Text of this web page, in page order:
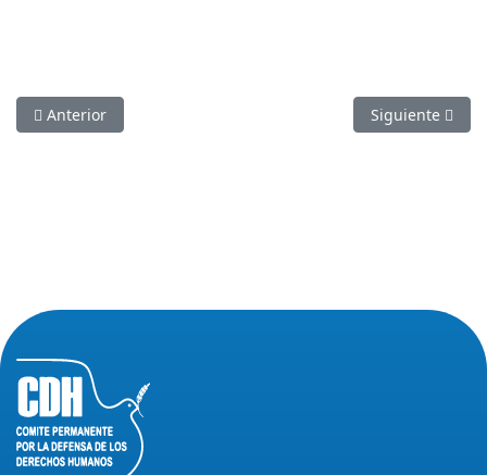
Artículo anterior: ACTIVIDADES POR DIA DE LOS DERECHOS
Anterior Artículo
Siguiente